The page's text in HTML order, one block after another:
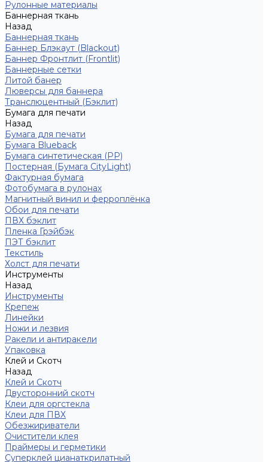
Рулонные материалы
Баннерная ткань
Назад
Баннерная ткань
Баннер Блэкаут (Blackout)
Баннер Фронтлит (Frontlit)
Баннерные сетки
Литой банер
Люверсы для баннера
Транслюцентный (Бэклит)
Бумага для печати
Назад
Бумага для печати
Бумага Blueback
Бумага синтетическая (PP)
Постерная (Бумага CityLight)
Фактурная бумага
Фотобумага в рулонах
Магнитный винил и ферроплёнка
Обои для печати
ПВХ бэклит
Пленка Грэйбэк
ПЭТ бэклит
Текстиль
Холст для печати
Инструменты
Назад
Инструменты
Крепеж
Линейки
Ножи и лезвия
Ракели и антиракели
Упаковка
Клей и Скотч
Назад
Клей и Скотч
Двусторонний скотч
Клеи для оргстекла
Клеи для ПВХ
Обезжириватели
Очистители клея
Праймеры и герметики
Суперклей цианаткрилатный